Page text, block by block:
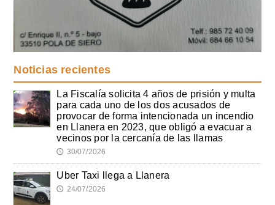
Noticias recientes
La Fiscalía solicita 4 años de prisión y multa
para cada uno de los dos acusados de
provocar de forma intencionada un incendio
en Llanera en 2023, que obligó a evacuar a
vecinos por la cercanía de las llamas
🕔 30/07/2026
Uber Taxi llega a Llanera
🕔 24/07/2026